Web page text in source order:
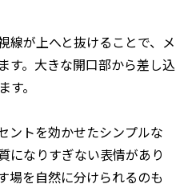
線が上へと抜けることで、メ
す。大きな開口部から差し込
。
ントを効かせたシンプルな
になりすぎない表情があり
場を自然に分けられるのも